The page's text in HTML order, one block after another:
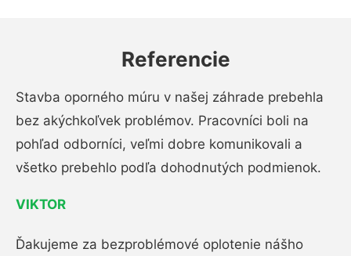
Referencie
Stavba oporného múru v našej záhrade prebehla
bez akýchkoľvek problémov. Pracovníci boli na
pohľad odborníci, veľmi dobre komunikovali a
všetko prebehlo podľa dohodnutých podmienok.
VIKTOR
Ďakujeme za bezproblémové oplotenie nášho